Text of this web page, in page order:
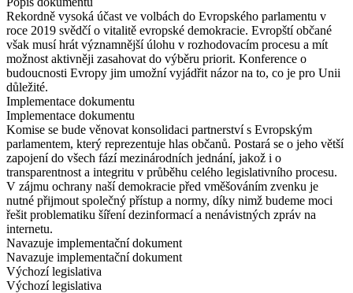
Rekordně vysoká účast ve volbách do Evropského parlamentu v
roce 2019 svědčí o vitalitě evropské demokracie. Evropští občané
však musí hrát významnější úlohu v rozhodovacím procesu a mít
možnost aktivněji zasahovat do výběru priorit. Konference o
budoucnosti Evropy jim umožní vyjádřit názor na to, co je pro Unii
důležité.
Implementace dokumentu
Implementace dokumentu
Komise se bude věnovat konsolidaci partnerství s Evropským
parlamentem, který reprezentuje hlas občanů. Postará se o jeho větší
zapojení do všech fází mezinárodních jednání, jakož i o
transparentnost a integritu v průběhu celého legislativního procesu.
V zájmu ochrany naší demokracie před vměšováním zvenku je
nutné přijmout společný přístup a normy, díky nimž budeme moci
řešit problematiku šíření dezinformací a nenávistných zpráv na
internetu.
Navazuje implementační dokument
Navazuje implementační dokument
Výchozí legislativa
Výchozí legislativa